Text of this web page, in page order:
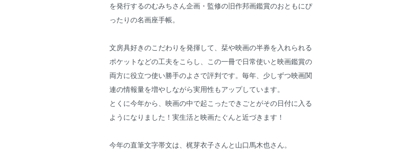
を発行するのむみちさん企画・監修の旧作邦画鑑賞のおともにぴ
ったりの名画座手帳。
文房具好きのこだわりを発揮して、栞や映画の半券を入れられる
ポケットなどの工夫をこらし、この一冊で日常使いと映画鑑賞の
両方に役立つ使い勝手のよさで評判です。毎年、少しずつ映画関
連の情報量を増やしながら実用性もアップしています。
とくに今年から、映画の中で起こったできごとがその日付に入る
ようになりました！実生活と映画たぐんと近づきます！
今年の直筆文字帯文は、梶芽衣子さんと山口馬木也さん。